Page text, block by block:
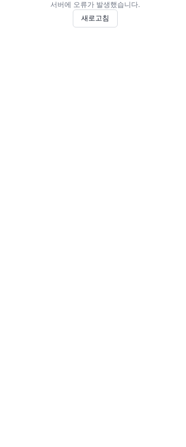
서버에 오류가 발생했습니다.
새로고침